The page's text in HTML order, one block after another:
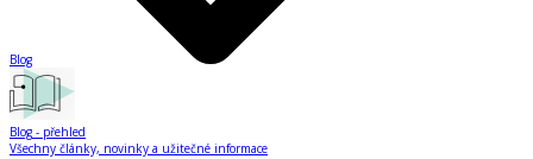
Blog
Blog - přehled
Všechny články, novinky a užitečné informace